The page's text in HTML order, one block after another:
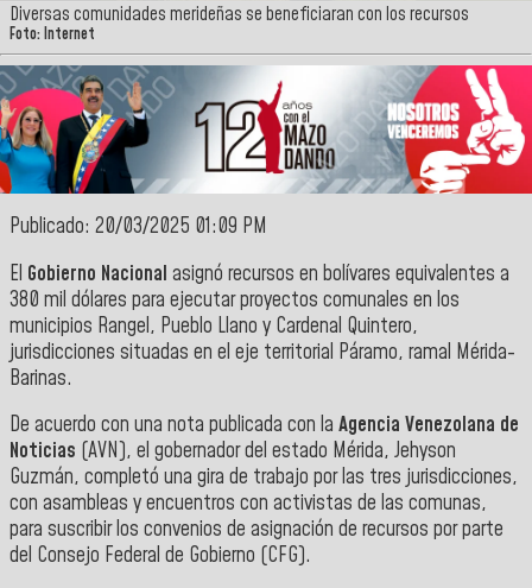
Diversas comunidades merideñas se beneficiaran con los recursos
Foto: Internet
Publicado: 20/03/2025 01:09 PM
El Gobierno Nacional asignó recursos en bolívares equivalentes a
380 mil dólares para ejecutar proyectos comunales en los
municipios Rangel, Pueblo Llano y Cardenal Quintero,
jurisdicciones situadas en el eje territorial Páramo, ramal Mérida-
Barinas.
De acuerdo con una nota publicada con la Agencia Venezolana de
Noticias (AVN), el gobernador del estado Mérida, Jehyson
Guzmán, completó una gira de trabajo por las tres jurisdicciones,
con asambleas y encuentros con activistas de las comunas,
para suscribir los convenios de asignación de recursos por parte
del Consejo Federal de Gobierno (CFG).